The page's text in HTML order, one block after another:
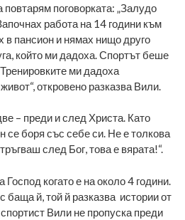
поговорката: „Залудо
работа на 14 години към
в пансион и нямах нищо друго
който ми дадоха. Спортът беше
ми дадоха
откровено разказва Вили.
– преди и след Христа. Като
се боря със себе си. Не е толкова
след Бог, това е вярата!“.
когато е на около 4 години.
баща й, той й разказва истории от
Вили не пропуска преди